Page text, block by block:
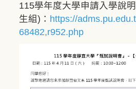
115學年度大學申請入學說
生組)： https://
68482,r952.php